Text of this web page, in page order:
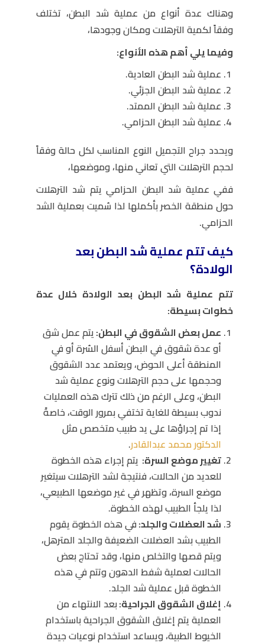
وهناك عدة أنواع من عملية شد البطن، تختلف
وفقاً لكمية الترهلات ومكان وجودها،
وفيما يلي أهم هذه الأنواع:
عملية شد البطن العادية.
عملية شد البطن الجزئي.
عملية شد البطن الممتد.
عملية شد البطن الحزامي.
ويحدد جراح التجميل النوع المناسب لكل حالة وفقاً
لحجم الترهلات التي تعاني منها، وموضعها،
ففي عملية شد البطن الحزامي يتم شد الترهلات
حول منطقة الخصر بأكملها لذا سُميت بعملية الشد
الحزامي.
كيف تتم عملية شد البطن بعد
الولادة؟
تتم عملية شد البطن بعد الولادة خلال عدة
خطوات بسيطة:
عمل بعض الشقوق في البطن:يتم عمل شق
أو عدة شقوق في البطن أسفل السُرة أو في
المنطقة أعلى الحوض، ويعتمد عدد الشقوق
وحجمها على حجم الترهلات ونوع عملية شد
البطن، وعلى الرغم من ذلك تترك هذه العمليات
ندوب بسيطة للغاية تختفي بمرور الوقت، خاصةً
إذا تم إجراؤها على يد طبيب متخصص مثل
الدكتور محمد عبدالقادر.
تغيير موضع السرة: يتم إجراء هذه الخطوة
للعديد من الحالات، فنتيجة لشد الترهلات سيتغير
موضع السرة، وتظهر في غير موضعها الطبيعي،
لذا يلجأ الطبيب لهذه الخطوة.
شد العضلات والجلد:في هذه الخطوة يقوم
الطبيب بشد العضلات الضعيفة والجلد المترهل،
ويتم قصها والتخلص منها، وقد تحتاج بعض
الحالات لعملية شفط الدهون وتتم في هذه
الخطوة قبل عملية شد الجلد.
إغلاق الشقوق الجراحية:بعد الانتهاء من
العملية يتم إغلاق الشقوق الجراحية باستخدام
الخيوط الطبية، ويساعد استخدام نوعيات جيدة